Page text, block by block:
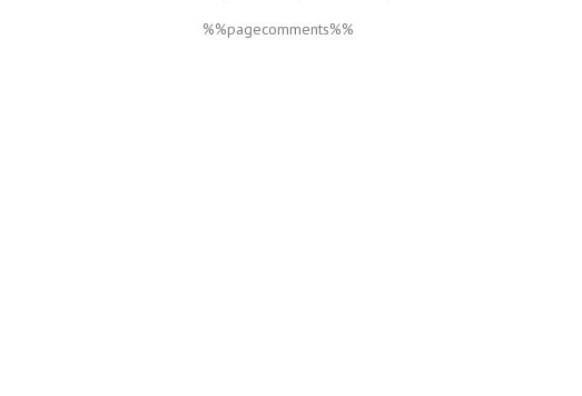
%%pagecomments%%